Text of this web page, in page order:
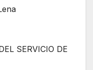
SERVICIO DE